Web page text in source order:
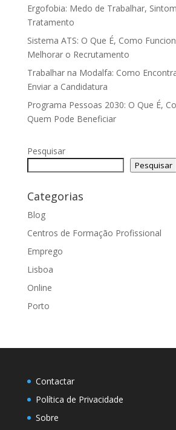
Ergofobia: Medo de Trabalhar,
Tratamento
Sistema ATS: O Que É, Como
Melhorar o Recrutamento
Trabalhar na Modalfa: Como
Enviar a Candidatura
Programa Pessoas 2030: O Que É,
Quem Pode Beneficiar
Pesquisar
Pesquisar
Categorias
Blog
Centros de Formação Profissional
Emprego
Lisboa
Online
Porto
Contactar
Política de Privacidade
Sobre